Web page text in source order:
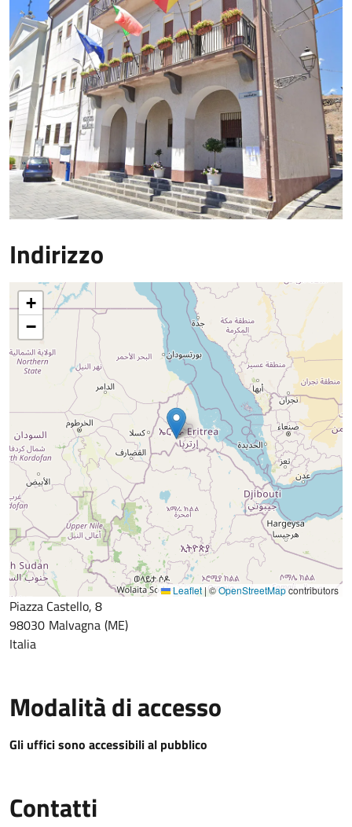
Indirizzo
+
−
Leaflet |©OpenStreetMapcontributors
Piazza Castello, 8
98030 Malvagna ME
Italia
Modalità di accesso
Gli uffici sono accessibili al pubblico
Contatti